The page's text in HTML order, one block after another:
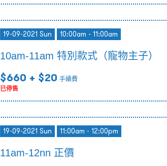
19-09-2021 Sun 10:00am - 11:00am
10am-11am 特別款式（寵物主子）
$660 + $20 手續費
已停售
19-09-2021 Sun 11:00am - 12:00pm
11am-12nn 正價